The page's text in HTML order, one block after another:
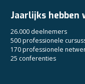
Jaarlijks hebben
26.000 deelnemers
500 professionele
170 professionele
25 conferenties